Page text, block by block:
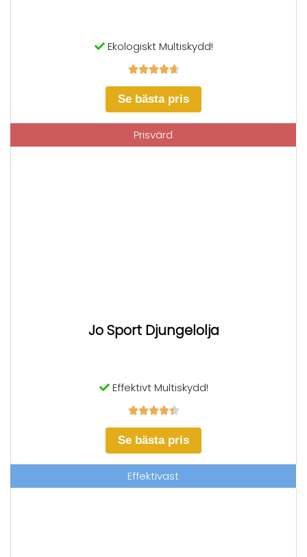
Ekologiskt Multiskydd!

Se bästa pris
Prisvärd
Jo Sport Djungelolja
Effektivt Multiskydd!

Se bästa pris
Effektivast